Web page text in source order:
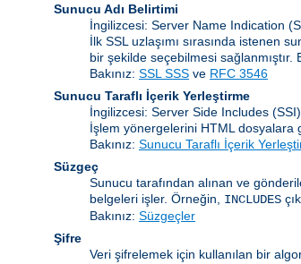
Sunucu Adı Belirtimi
İngilizcesi: Server Name Indication
İlk SSL uzlaşımı sırasında istenen
bir şekilde seçebilmesi
Bakınız: SSL SSS ve RFC 3546
Sunucu Taraflı İçerik Yerleştirme
İngilizcesi: Server Side Includes (SSI)
İşlem yönergelerini HTML dosyalara
Bakınız: Sunucu Taraflı İçerik
Süzgeç
Sunucu tarafından alınan ve
belgeleri işler. Örneğin, INCLUDES
Bakınız: Süzgeçler
Şifre
Veri şifrelemek için kullanılan bir